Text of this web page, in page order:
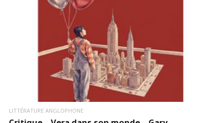
LIRE LA SUITE
LITTÉRATURE ANGLOPHONE